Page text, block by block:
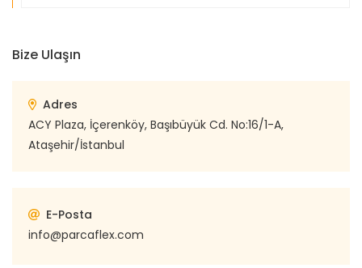
Bize Ulaşın
Adres
ACY Plaza, İçerenköy, Başıbüyük Cd. No:16/1-A,
Ataşehir/İstanbul
E-Posta
info@parcaflex.com